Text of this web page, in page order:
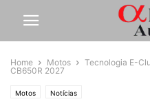
Home Motos
Tecnologia E-
CB650R 2027
Motos Notícias